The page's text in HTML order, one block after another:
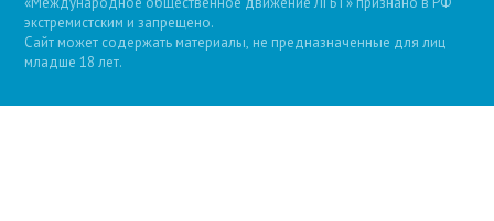
экстремистским и запрещено.
Сайт может содержать материалы, не предназначенные для лиц
младше 18 лет.